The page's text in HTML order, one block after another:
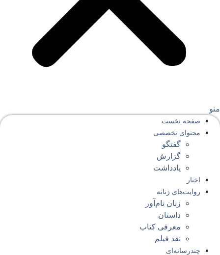
صفحه‌ نخست
محتوای‌ تخصصی
گفتگو
گزارش
یادداشت
اخبار
روایت‌های زنانه
زنان نام‌آور
داستان
معرفی کتاب
نقد فیلم
چندرسانه‌ای